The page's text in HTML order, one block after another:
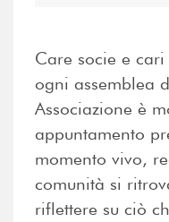
Care socie e cari
ogni assemblea
Associazione è
appuntamento
momento vivo,
comunità si
riflettere su ciò